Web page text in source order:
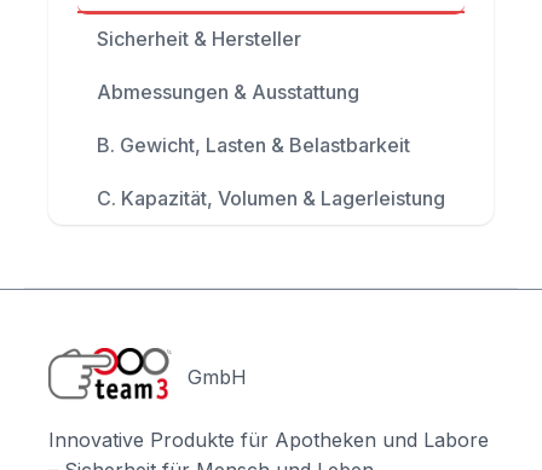
Sicherheit & Hersteller
Abmessungen & Ausstattung
B. Gewicht, Lasten & Belastbarkeit
C. Kapazität, Volumen & Lagerleistung
GmbH
Innovative Produkte für Apotheken und Labore